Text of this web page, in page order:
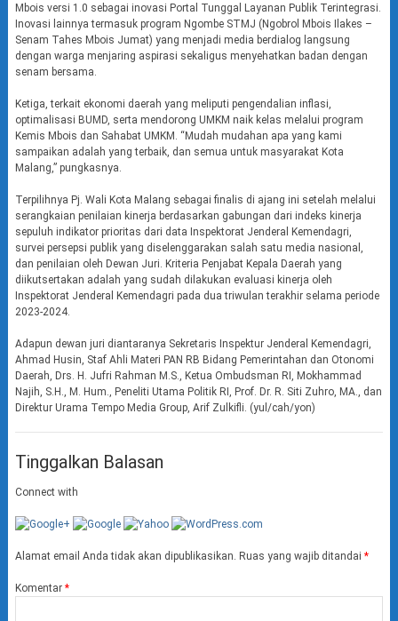
Mbois versi 1.0 sebagai inovasi Portal Tunggal Layanan Publik Terintegrasi.
Inovasi lainnya termasuk program Ngombe STMJ (Ngobrol Mbois Ilakes –
Senam Tahes Mbois Jumat) yang menjadi media berdialog langsung
dengan warga menjaring aspirasi sekaligus menyehatkan badan dengan
senam bersama.
Ketiga, terkait ekonomi daerah yang meliputi pengendalian inflasi,
optimalisasi BUMD, serta mendorong UMKM naik kelas melalui program
Kemis Mbois dan Sahabat UMKM. “Mudah mudahan apa yang kami
sampaikan adalah yang terbaik, dan semua untuk masyarakat Kota
Malang,” pungkasnya.
Terpilihnya Pj. Wali Kota Malang sebagai finalis di ajang ini setelah melalui
serangkaian penilaian kinerja berdasarkan gabungan dari indeks kinerja
sepuluh indikator prioritas dari data Inspektorat Jenderal Kemendagri,
survei persepsi publik yang diselenggarakan salah satu media nasional,
dan penilaian oleh Dewan Juri. Kriteria Penjabat Kepala Daerah yang
diikutsertakan adalah yang sudah dilakukan evaluasi kinerja oleh
Inspektorat Jenderal Kemendagri pada dua triwulan terakhir selama periode
2023-2024.
Adapun dewan juri diantaranya Sekretaris Inspektur Jenderal Kemendagri,
Ahmad Husin, Staf Ahli Materi PAN RB Bidang Pemerintahan dan Otonomi
Daerah, Drs. H. Jufri Rahman M.S., Ketua Ombudsman RI, Mokhammad
Najih, S.H., M. Hum., Peneliti Utama Politik RI, Prof. Dr. R. Siti Zuhro, MA., dan
Direktur Urama Tempo Media Group, Arif Zulkifli. (yul/cah/yon)
Tinggalkan Balasan
Connect with
Alamat email Anda tidak akan dipublikasikan. Ruas yang wajib ditandai *
Komentar *